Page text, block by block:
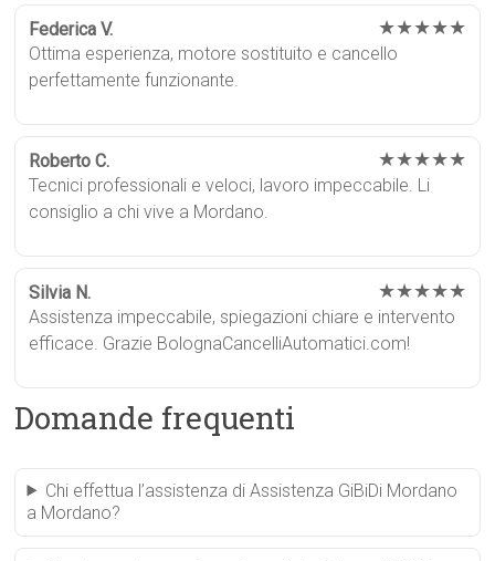
Federica V. ★★★★★
Ottima esperienza, motore sostituito e cancello
perfettamente funzionante.
Roberto C. ★★★★★
Tecnici professionali e veloci, lavoro impeccabile. Li
consiglio a chi vive a Mordano.
Silvia N. ★★★★★
Assistenza impeccabile, spiegazioni chiare e intervento
efficace. Grazie BolognaCancelliAutomatici.com!
Domande frequenti
Chi effettua l’assistenza di Assistenza GiBiDi Mordano
a Mordano?